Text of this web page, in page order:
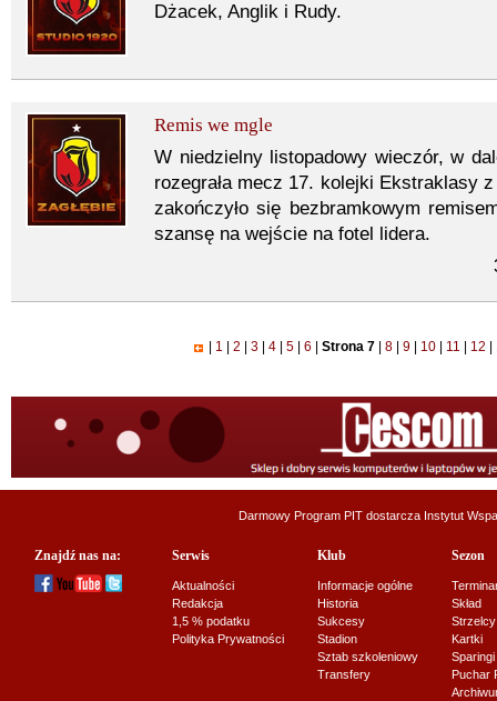
Dżacek, Anglik i Rudy.
Remis we mgle
W niedzielny listopadowy wieczór, w
rozegrała mecz 17. kolejki Ekstraklasy
zakończyło się bezbramkowym
szansę na wejście na fotel lidera.
| 1 2 3 4 5 6 |Strona 7 8 9 10 11 12
Darmowy Program PIT dostarcza Instytut
Znajdź nas na: Serwis
Aktualności
Redakcja
1,5 % podatku
Polityka Prywatności
Klub
Informacje ogólne
Historia
Sukcesy
Stadion
Sztab szkoleniowy
Transfery
Sezon
Skład
Strzelcy
Kartki
Sparingi
Puchar